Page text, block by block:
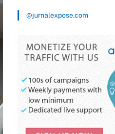
@jurnalexpose.com